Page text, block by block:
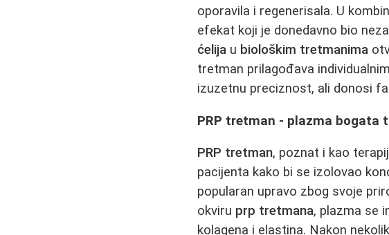
oporavila i regenerisala. U
efekat koji je donedavno bio
ćelija u biološkim tretmanima
tretman prilagođava
izuzetnu preciznost, ali donosi
PRP tretman - plazma bogata
PRP tretman, poznat i kao
pacijenta kako bi se izolovao
popularan upravo zbog svoje
okviru prp tretmana, plazma se
kolagena i elastina. Nakon